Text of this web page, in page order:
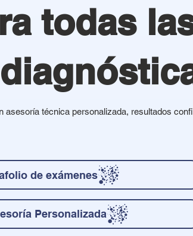
todas
técnica personalizada, resultados
de exámenes
Personalizada